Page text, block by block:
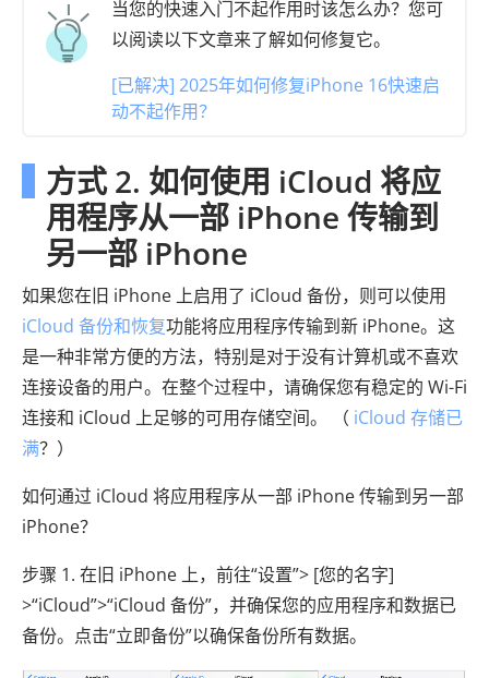
当您的快速入门不起作用时该怎么办？您可
以阅读以下文章来了解如何修复它。
[已解决] 2025年如何修复iPhone 16快速启
动不起作用？
方式 2. 如何使用 iCloud 将应
用程序从一部 iPhone 传输到
另一部 iPhone
如果您在旧 iPhone 上启用了 iCloud 备份，则可以使用
iCloud 备份和恢复功能将应用程序传输到新 iPhone。这
是一种非常方便的方法，特别是对于没有计算机或不喜欢
连接设备的用户。在整个过程中，请确保您有稳定的 Wi-Fi
连接和 iCloud 上足够的可用存储空间。 （ iCloud 存储已
满？）
如何通过 iCloud 将应用程序从一部 iPhone 传输到另一部
iPhone？
步骤 1. 在旧 iPhone 上，前往“设置”> [您的名字]
>“iCloud”>“iCloud 备份”，并确保您的应用程序和数据已
备份。点击“立即备份”以确保备份所有数据。